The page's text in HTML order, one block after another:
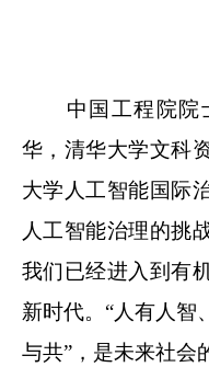
中国工程院院
华，清华大学文科
大学人工智能国际
人工智能治理的挑
我们已经进入到有
新时代。“人有人智
与共”，是未来社会